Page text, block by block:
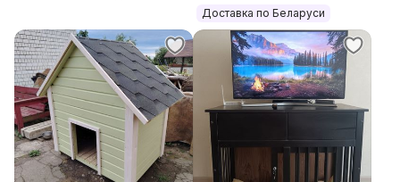
Доставка по Беларуси